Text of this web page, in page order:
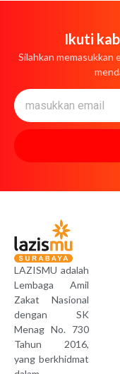
Ikuti
Silahkan memasukkan
LAZISMU adalah
Lembaga Amil
Zakat Nasional
dengan SK
Menag No. 730
Tahun 2016,
yang berkhidmat